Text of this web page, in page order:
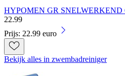
HYPOMEN GR SNELWERKEND
22.99
Prijs: 22.99 euro
Bekijk alles in zwembadreiniger